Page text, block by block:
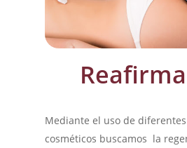
Mediante el uso de
cosméticos buscamos la